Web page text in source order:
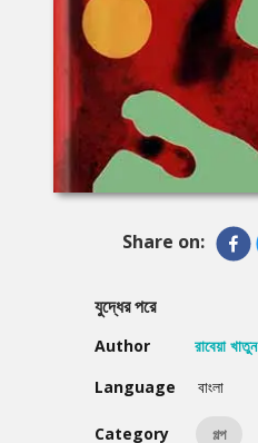
Share on:
যুদ্ধের পরে
Author
রাবেয়া খাতুন
Language
বাংলা
Category গল্প